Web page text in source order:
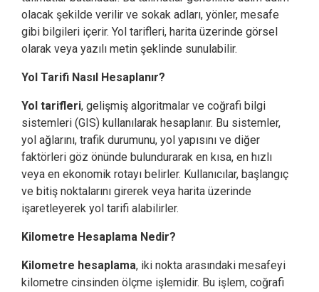
olacak şekilde verilir ve sokak adları, yönler, mesafe
gibi bilgileri içerir. Yol tarifleri, harita üzerinde görsel
olarak veya yazılı metin şeklinde sunulabilir.
Yol Tarifi Nasıl Hesaplanır?
Yol tarifleri, gelişmiş algoritmalar ve coğrafi bilgi
sistemleri (GIS) kullanılarak hesaplanır. Bu sistemler,
yol ağlarını, trafik durumunu, yol yapısını ve diğer
faktörleri göz önünde bulundurarak en kısa, en hızlı
veya en ekonomik rotayı belirler. Kullanıcılar, başlangıç
ve bitiş noktalarını girerek veya harita üzerinde
işaretleyerek yol tarifi alabilirler.
Kilometre Hesaplama Nedir?
Kilometre hesaplama, iki nokta arasındaki mesafeyi
kilometre cinsinden ölçme işlemidir. Bu işlem, coğrafi